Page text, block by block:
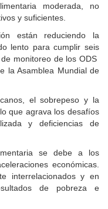
moderada, no
y suficientes.
están reduciendo la
lento para cumplir seis
monitoreo de los ODS
la Asamblea Mundial de
el sobrepeso y la
que agrava los desafíos
y deficiencias de
se debe a los
económicas.
interrelacionados y en
de pobreza e